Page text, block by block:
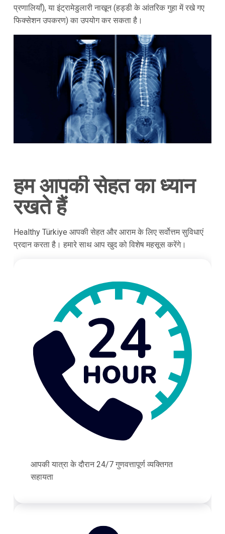
प्रणालियाँ), या इंट्रामेडुलारी नाखून (हड्डी के आंतरिक गुहा में रखे गए
फिक्सेशन उपकरण) का उपयोग कर सकता है।
हम आपकी सेहत का ध्यान
रखते हैं
Healthy Türkiye आपकी सेहत और आराम के लिए सर्वोत्तम सुविधाएं
प्रदान करता है। हमारे साथ आप खुद को विशेष महसूस करेंगे।
आपकी यात्रा के दौरान 24/7 गुणवत्तापूर्ण व्यक्तिगत
सहायता